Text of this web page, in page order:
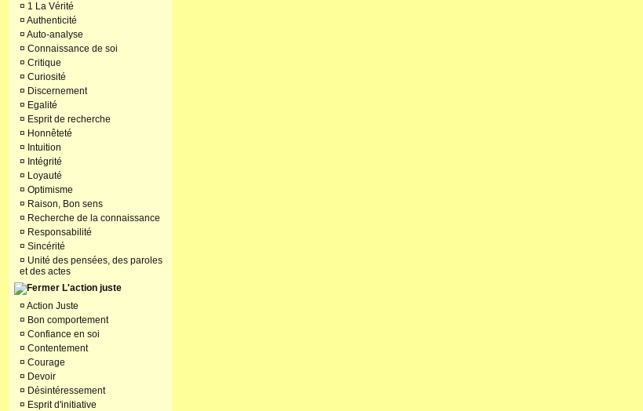
¤ 1 La Vérité
¤ Authenticité
¤ Auto-analyse
¤ Connaissance de soi
¤ Critique
¤ Curiosité
¤ Discernement
¤ Egalité
¤ Esprit de recherche
¤ Honnêteté
¤ Intuition
¤ Intégrité
¤ Loyauté
¤ Optimisme
¤ Raison, Bon sens
¤ Recherche de la connaissance
¤ Responsabilité
¤ Sincérité
¤ Unité des pensées, des paroles
et des actes
L'action juste
¤ Action Juste
¤ Bon comportement
¤ Confiance en soi
¤ Contentement
¤ Courage
¤ Devoir
¤ Désintéressement
¤ Esprit d'initiative